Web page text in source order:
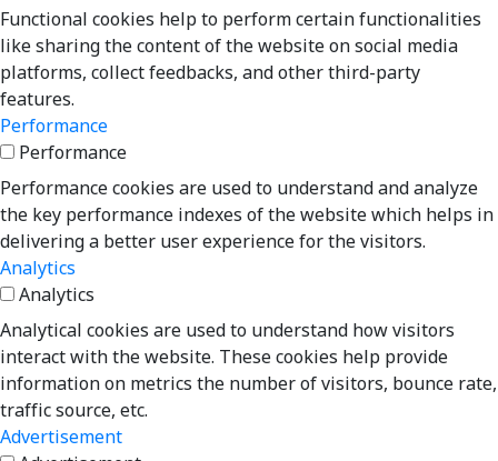
Functional cookies help to perform certain functionalities
like sharing the content of the website on social media
platforms, collect feedbacks, and other third-party
features.
Performance
Performance
Performance cookies are used to understand and analyze
the key performance indexes of the website which helps in
delivering a better user experience for the visitors.
Analytics
Analytics
Analytical cookies are used to understand how visitors
interact with the website. These cookies help provide
information on metrics the number of visitors, bounce rate,
traffic source, etc.
Advertisement